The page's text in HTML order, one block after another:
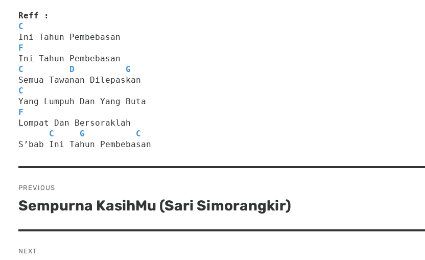
Reff :
C
Ini Tahun Pembebasan
F
Ini Tahun Pembebasan
C
D
G
Semua Tawanan Dilepaskan
C
Yang Lumpuh Dan Yang Buta
F
Lompat Dan Bersoraklah
C
G
C
S’bab Ini Tahun Pembebasan
navigation
PREVIOUS
Previous
Sempurna KasihMu (Sari Simorangkir)
NEXT